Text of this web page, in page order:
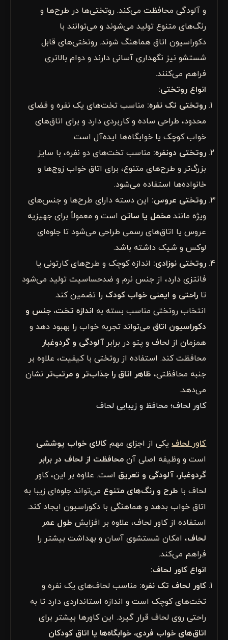
و آلودگی محافظت می‌کند. روتختی‌ها در طرح‌ها و
رنگ‌های متنوع تولید می‌شوند و می‌توانند با
دکوراسیون اتاق هماهنگ شوند. روتختی‌های قابل
شستشو نیز نگهداری آسانی دارند و دوام بالاتری
فراهم می‌کنند.
انواع روتختی:
روتختی تک نفره: مناسب تخت‌های یک نفره و فضای
محدود، طراحی ساده و کاربردی دارد و برای اتاق‌های
خواب کوچک یا خوابگاه‌ها ایده‌آل است.
روتختی دونفره: مناسب تخت‌های دو نفره، با سایز
بزرگ‌تر و طرح‌های متنوع، برای اتاق خواب زوج‌ها و
خانواده‌ها استفاده می‌شود.
روتختی عروس: این دسته دارای طرح‌ها و جنس‌های
ویژه مانند مخمل یا ساتن است و معمولاً برای جهیزیه
عروس یا اتاق‌های رسمی طراحی می‌شود تا جلوه‌ای
لوکس و شیک داشته باشد.
روتختی نوزادی: اندازه کوچک و طرح‌های کارتونی یا
فانتزی دارد، از جنس نرم و ضدحساسیت تولید می‌شود
تا راحتی و ایمنی خواب کودک را تضمین کند.
انتخاب روتختی مناسب بسته به اندازه تخت، جنس و
دکوراسیون اتاق می‌تواند تجربه خواب را بهبود دهد و
همزمان از لحاف و پتو در برابر آلودگی و گردوغبار
محافظت کند. استفاده از روتختی با کیفیت، علاوه بر
جنبه محافظتی، ظاهر اتاق را جذاب‌تر و مرتب‌تر نشان
می‌دهد.
کاور لحاف؛ محافظ و زیبایی لحاف
کاور لحافیکی از اجزای مهم کالای خواب پوششی
است و وظیفه اصلی آن محافظت از لحاف در برابر
گردوغبار، آلودگی و تعریق است. علاوه بر این، کاور
لحاف با طرح و رنگ‌های متنوع می‌تواند جلوه‌ای زیبا به
اتاق خواب بدهد و هماهنگی با دکوراسیون ایجاد کند.
استفاده از کاور لحاف، علاوه بر افزایش طول عمر
لحاف، امکان شستشوی آسان و بهداشت بیشتر را
فراهم می‌کند.
انواع کاور لحاف:
کاور لحاف تک نفره: مناسب لحاف‌های یک نفره و
تخت‌های کوچک است و اندازه استانداردی دارد تا به
راحتی روی لحاف قرار گیرد. این کاورها بیشتر برای
اتاق‌های خواب فردی، خوابگاه‌ها یا اتاق کودکان